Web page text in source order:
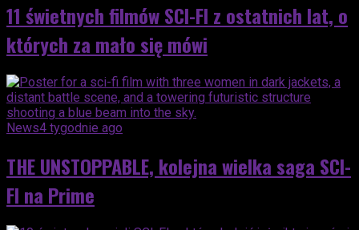
11 świetnych filmów SCI-FI z ostatnich lat, o
których za mało się mówi
News4 tygodnie ago
THE UNSTOPPABLE, kolejna wielka saga SCI-
FI na Prime